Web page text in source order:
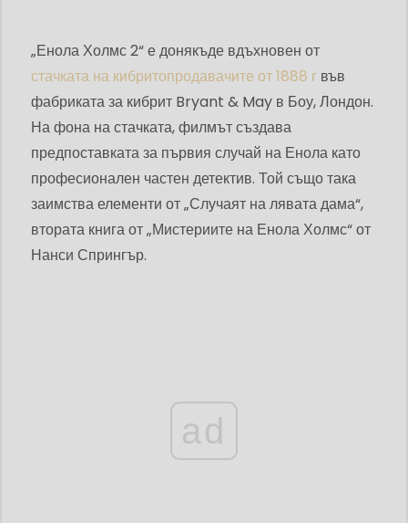
„Енола Холмс 2“ е донякъде вдъхновен от
стачката на кибритопродавачите от 1888 г във
фабриката за кибрит Bryant & May в Боу, Лондон.
На фона на стачката, филмът създава
предпоставката за първия случай на Енола като
професионален частен детектив. Той също така
заимства елементи от „Случаят на лявата дама“,
втората книга от „Мистериите на Енола Холмс“ от
Нанси Спрингър.
ad